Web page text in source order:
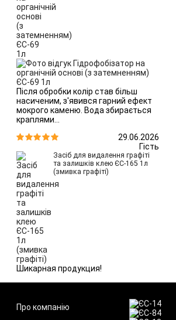
Після обробки колір став більш
насиченим, з'явився гарний ефект
мокрого каменю. Вода збирається
краплями...


29.06.2026
Гість
Засіб для видалення графіті
та залишків клею ЄС-165 1л
(змивка графіті)
Шикарная продукция!
Про компанію